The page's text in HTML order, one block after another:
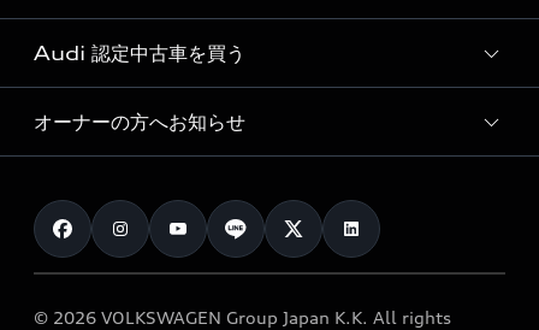
試乗予約
e-tronラインアップ
価格シミュレーション
車両比較
カタログ一覧
オンラインショップ
Audi collection
アウディナビアプリ
サービス入庫予約
サービスプログラム
メンテナンス
車検 / 定期点検
e-tronアフターサポート
Audi 認定中古車を買う
Audi認定中古車
クオリティ
保証
メンテナンス
オーナーの方へお知らせ
お知らせ
オーナー様向けキャンペーン
© 2026 VOLKSWAGEN Group Japan K.K. All rights